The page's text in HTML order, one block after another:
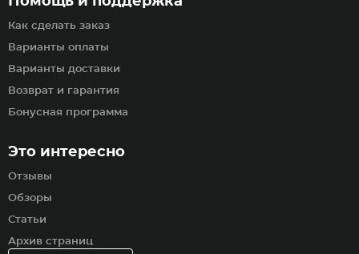
Как сделать заказ
Варианты оплаты
Варианты доставки
Возврат и гарантия
Бонусная программа
Это интересно
Отзывы
Обзоры
Статьи
Архив страниц